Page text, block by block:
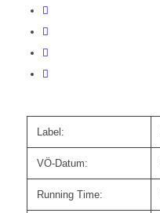
Label:
VÖ-Datum:
Running Time: